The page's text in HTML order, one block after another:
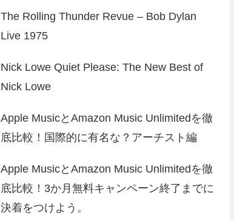
The Rolling Thunder Revue – Bob Dylan
Live 1975
Nick Lowe Quiet Please: The New Best of
Nick Lowe
Apple MusicとAmazon Music Unlimitedを徹
底比較！国際的に有名な？アーチスト編
Apple MusicとAmazon Music Unlimitedを徹
底比較！3か月無料キャンペーン終了までに
決着をつけよう。